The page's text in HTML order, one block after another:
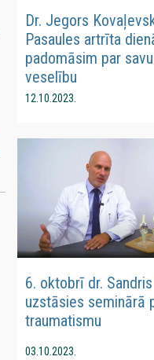
Dr. Jegors
Pasaules artrīta
padomāsim par
veselību
12.10.2023.
6. oktobrī dr.
uzstāsies seminārā
traumatismu
03.10.2023.